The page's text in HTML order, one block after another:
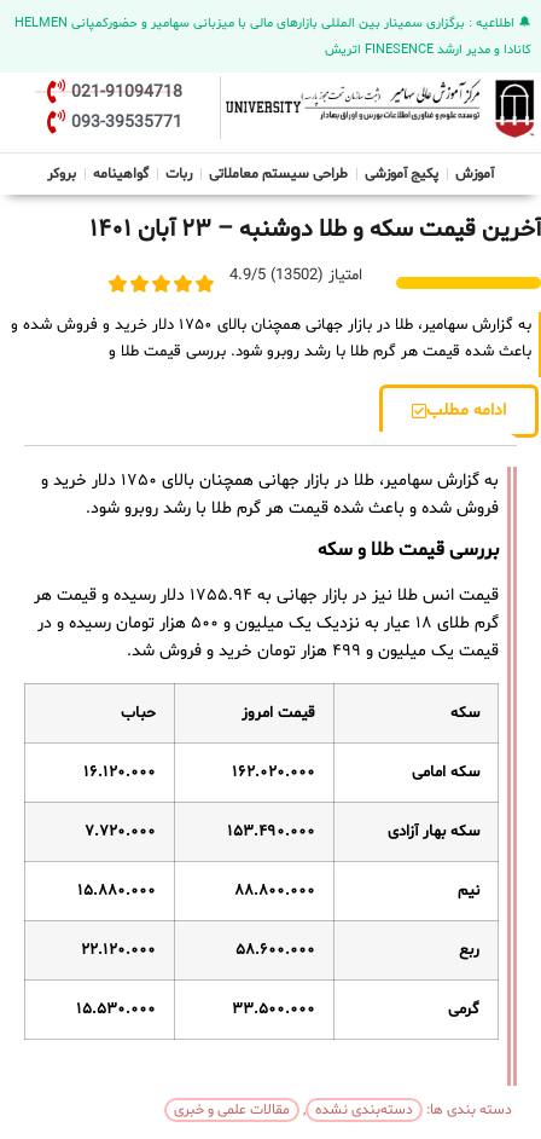
🔔 اطلاعیه : برگزاری سمینار بین المللی بازارهای مالی با میزبانی سهامیر و حضورکمپانی HELMEN
کانادا و مدیر ارشد FINESENCE اتریش
021-91094718
093-39535771
آموزش پکیج آموزشی طراحی سیستم معاملاتی ربات گواهینامه بروکر
آخرین قیمت سکه و طلا دوشنبه – ۲۳ آبان ۱۴۰۱
امتیاز (13502) 4.9/5
به گزارش سهامیر، طلا در بازار جهانی همچنان بالای ۱۷۵۰ دلار خرید و فروش شده و
باعث شده قیمت هر گرم طلا با رشد روبرو شود. بررسی قیمت طلا و
ادامه مطلب
به گزارش سهامیر، طلا در بازار جهانی همچنان بالای ۱۷۵۰ دلار خرید و
فروش شده و باعث شده قیمت هر گرم طلا با رشد روبرو شود.
بررسی قیمت طلا و سکه
قیمت انس طلا نیز در بازار جهانی به ۱۷۵۵.۹۴ دلار رسیده و قیمت هر
گرم طلای ۱۸ عیار به نزدیک یک میلیون و ۵۰۰ هزار تومان رسیده و در
قیمت یک میلیون و ۴۹۹ هزار تومان خرید و فروش شد.
سکه قیمت امروز حباب
سکه امامی ۱۶۲.۰۲۰.۰۰۰ ۱۶.۱۲۰.۰۰۰
سکه بهار آزادی ۱۵۳.۴۹۰.۰۰۰ ۷.۷۲۰.۰۰۰
نیم ۸۸.۸۰۰.۰۰۰ ۱۵.۸۸۰.۰۰۰
ربع ۵۸.۶۰۰.۰۰۰ ۲۲.۱۲۰.۰۰۰
گرمی ۳۳.۵۰۰.۰۰۰ ۱۵.۵۳۰.۰۰۰
دسته بندی ها: دسته‌بندی نشده , مقالات علمی و خبری